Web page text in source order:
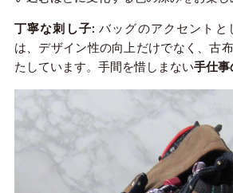
丁寧な刺し子: バッグのアクセントと
は、デザイン性の向上だけでなく、古
たしています。手間を惜しまない手仕事